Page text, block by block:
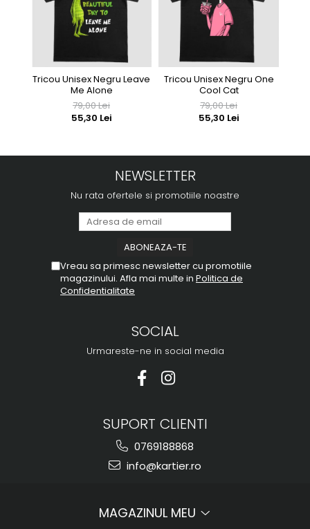
Tricou Unisex Negru Leave
Me Alone
79,00 Lei
55,30 Lei
Tricou Unisex Negru One
Cool Cat
79,00 Lei
55,30 Lei
NEWSLETTER
Nu rata ofertele si promotiile noastre
Vreau sa primesc newsletter cu promotiile
magazinului. Afla mai multe in Politica de
Confidentialitate
SOCIAL
Urmareste-ne in social media
SUPORT CLIENTI
0769188868
info@kartier.ro
MAGAZINUL MEU